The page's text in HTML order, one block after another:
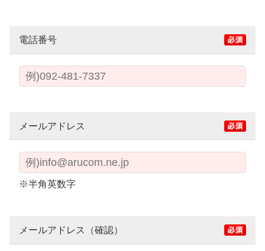
電話番号
メールアドレス
※半角英数字
メールアドレス（確認）